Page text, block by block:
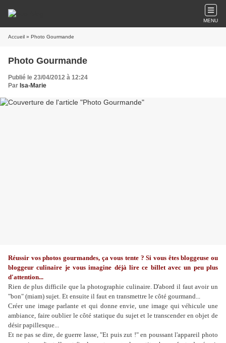
MENU
Accueil » Photo Gourmande
Photo Gourmande
Publié le 23/04/2012 à 12:24
Par Isa-Marie
Réussir vos photos gourmandes, ça vous tente ? Si vous êtes bloggeuse ou
bloggeur culinaire je vous imagine déjà lire ce billet avec un peu plus
d'attention...
Rien de plus difficile que la photographie culinaire. D'abord il faut avoir un
"bon" (miam) sujet. Et ensuite il faut en transmettre le côté gourmand...
Créer une image parlante et qui donne envie, une image qui véhicule une
ambiance, faire oublier le côté statique du sujet et le transcender en objet de
désir papillesque...
Et ne pas se dire, de guerre lasse, "Et puis zut !" en poussant l'appareil photo